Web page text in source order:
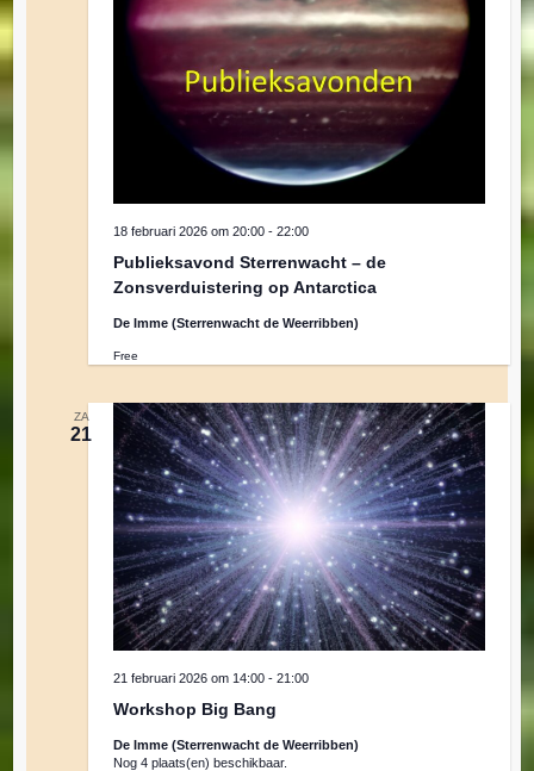
Publieksavond Sterrenwacht – de
Zonsverduistering op Antarctica
18 februari 2026 om 20:00 -22:00
De Imme (Sterrenwacht de Weerribben)
Free
ZA
21
Workshop Big Bang
21 februari 2026 om 14:00 -21:00
De Imme (Sterrenwacht de Weerribben)
Nog 4 plaats(en) beschikbaar.